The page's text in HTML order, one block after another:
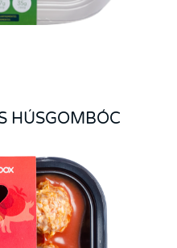
HÚSGOMBÓC